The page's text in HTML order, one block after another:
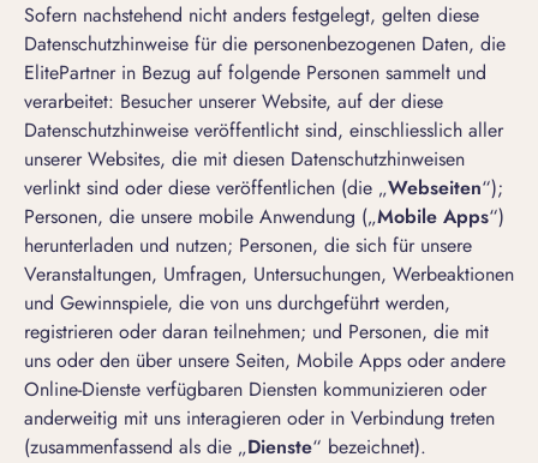
Sofern nachstehend nicht anders festgelegt, gelten diese
Datenschutzhinweise für die personenbezogenen Daten, die
ElitePartner in Bezug auf folgende Personen sammelt und
verarbeitet: Besucher unserer Website, auf der diese
Datenschutzhinweise veröffentlicht sind, einschliesslich aller
unserer Websites, die mit diesen Datenschutzhinweisen
verlinkt sind oder diese veröffentlichen (die „Webseiten“);
Personen, die unsere mobile Anwendung („Mobile Apps“)
herunterladen und nutzen; Personen, die sich für unsere
Veranstaltungen, Umfragen, Untersuchungen, Werbeaktionen
und Gewinnspiele, die von uns durchgeführt werden,
registrieren oder daran teilnehmen; und Personen, die mit
uns oder den über unsere Seiten, Mobile Apps oder andere
Online-Dienste verfügbaren Diensten kommunizieren oder
anderweitig mit uns interagieren oder in Verbindung treten
(zusammenfassend als die „Dienste“ bezeichnet).